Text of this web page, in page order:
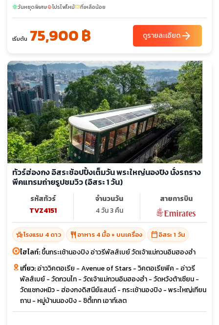
sunnyวันหยุดพิเศษlocal_fire_departmentโปรไฟไหม้confirmation_numberที่เหลือน้อย
เริ่มต้น 75,900 ฿ ดูรายละเอียดarrow_forward
ทัวร์ฮ่องกง อิสระช้อปปิ้งเต็มวัน พระใหญ่นองปิง นั่งรถราง
พีคแทรมถ่ายรูปชมวิว (อิสระ 1 วัน)
รหัสทัวร์
TVZ4151
จำนวนวัน
4 วัน 3 คืน
สายการบิน
hotel_classโรงแรม 4 ดาว restaurant อาหาร 4 มื้อ + บนเครื่อง calendar_todayอิสระ 1 วัน
ไฮไลท์:ขึ้นกระเช้านองปิง อ่าวรีพัลส์เบย์ วัดเจ้าแม่กวนอิมฮองฮำ
เที่ยว:อ่าววิคตอเรีย - Avenue of Stars - วิคตอเรียพีค - อ่าวรี
พัลส์เบย์ - วัดกวนไท - วัดเจ้าแม่กวนอิมฮองฮำ - วัดหวังต้าเซียน -
วัดแชกงหมิว - ฮ่องกงดิสนีย์แลนด์ - กระเช้านองปิง - พระใหญ่เทียน
ถาน - หมู่บ้านนองปิง - ซิตี้เกท เอาท์เลต